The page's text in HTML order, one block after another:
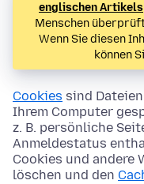
englischen Artikels
Menschen
Wenn Sie diesen
können
Cookies sind
Ihrem Computer
z. B. persönliche
Anmeldestatus
Cookies und andere
löschen und den